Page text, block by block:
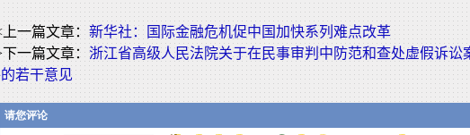
上一篇文章： 新华社：国际金融危机促中国加快系列难点改革
下一篇文章： 浙江省高级人民法院关于在民事审判中防范和查处虚假诉讼
若干意见